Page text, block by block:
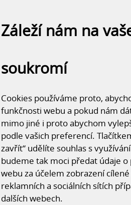
A
PLÁNECH A VÝHLEDECH
konstrukcí hal
hal
naodkazu
Záleží nám na
soukromí
Cookies používáme proto,
funkčnosti webu a pokud nám
mimo jiné i proto abychom
podle vašich preferencí.
zavřít“ udělíte souhlas s
budeme tak moci předat údaje o
webu za účelem zobrazení
reklamních a sociálních sítích
dalších webech.